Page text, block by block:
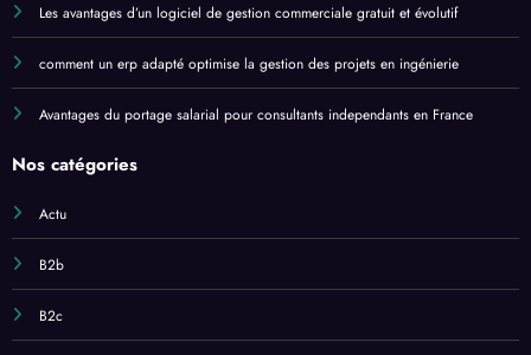
Les avantages d’un logiciel de gestion commerciale gratuit et évolutif
comment un erp adapté optimise la gestion des projets en ingénierie
Avantages du portage salarial pour consultants independants en France
Nos catégories
Actu
B2b
B2c